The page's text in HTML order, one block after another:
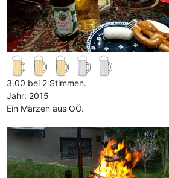
3.00 bei 2 Stimmen.
Jahr: 2015
Ein Märzen aus OÖ.